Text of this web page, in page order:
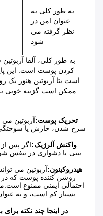
به طور کلی به
عنوان امن در
نظر گرفته می
شود
به طور کلی، آلفا
کردن پوست است. این
است.بتا آربوتین هنوز
ممکن است گزینه خوبی
تحریک پوست:آربوتین
سرخ شدن، خارش یا سوختگی
واکنش آلرژیک:اگر پس از
بینی یا دشواری در تنفس
هیدروکینون:آربوتین می
روشن کننده پوست که در
احتمالی ایمنی ممنوع
بسیار کم است، و به
در اینجا چند نکته